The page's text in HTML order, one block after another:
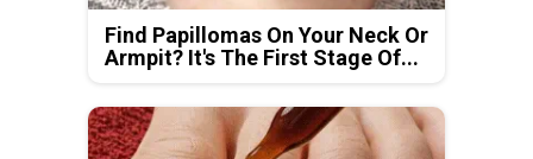
Find Papillomas On Your Neck Or
Armpit? It's The First Stage Of...